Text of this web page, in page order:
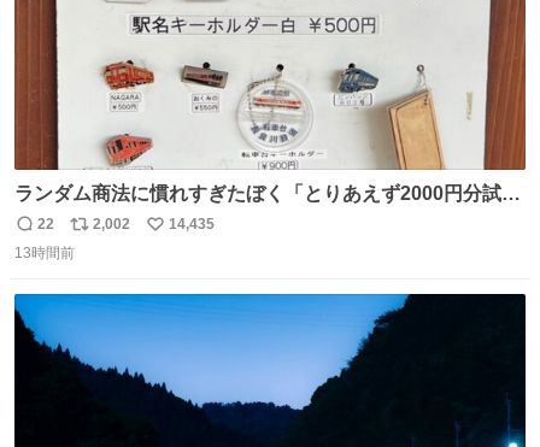
ランダム商法に慣れすぎたぼく「とりあえず2000円分試し
てみるか…」 駅員さん「どれが欲しいの？」 ぼく「えっ
良いんですか？」 駅員さん「何が…？？」 やっぱランダム
わ！！！！！！！！！！！！！！！！！！！！
返
信
22
リ
ポ
ト
2,002
い
数
14,435
13時間前